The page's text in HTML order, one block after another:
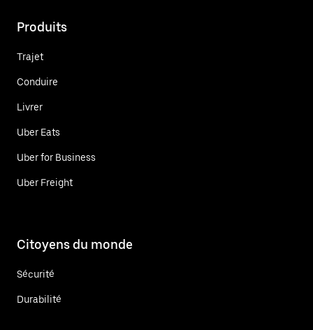
Produits
Trajet
Conduire
Livrer
Uber Eats
Uber for Business
Uber Freight
Citoyens du monde
Sécurité
Durabilité